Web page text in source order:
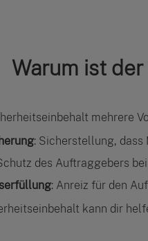
Warum ist
mehrere
: Sicherstellung, dass
des Auftraggebers
: Anreiz für den
kann dir